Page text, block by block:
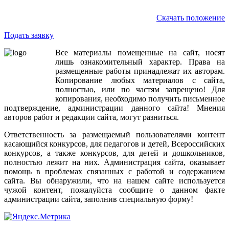
Скачать положение
Подать заявку
Все
материалы помещенные на сайт,носят
лишь
ознакомительный характер. Права
на
размещенные работы принадлежат их авторам.
Копирование
любых материалов с сайта,
полностью, или по частям запрещено! Для
копирования, необходимо получить письменное
подтверждение,администрации данного сайта! Мнения
авторов работ и редакции сайта, могут разниться.
Ответственность
за размещаемый пользователями
контент
касающийся конкурсов, для педагогов и детей, Всероссийских
конкурсов, а также конкурсов, для детей и дошкольников,
полностью лежит на них. Администрация сайта, оказывает
помощь в проблемах связанных с работой и содержанием
сайта. Вы обнаружили, что на нашем сайте используется
чужой
контент, пожалуйста сообщите о данном
факте
администрации сайта, заполнив специальную форму!